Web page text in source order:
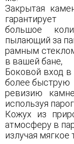
Закрытая
гарантирует
большое
пылающий за
рамным
в вашей бане,
Боковой вход
более быструю
ревизию
используя
Кожух из
атмосферу в
излучая мягкое